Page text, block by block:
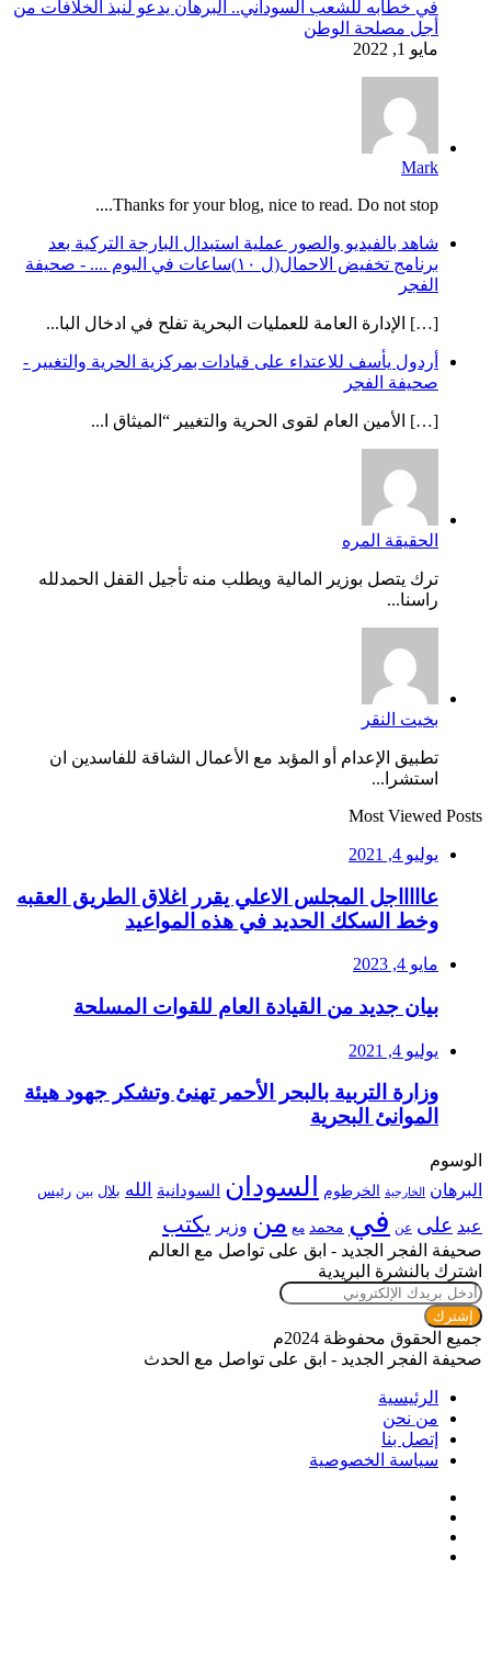
في خطابه للشعب السوداني.. البرهان يدعو لنبذ الخلافات من
أجل مصلحة الوطن
مايو 1, 2022
Mark
Thanks for your blog, nice to read. Do not stop....
شاهد بالفيديو والصور عملية استبدال البارجة التركية بعد
برنامج تخفيض الاحمال(ل ١٠)ساعات في اليوم .... - صحيفة
الفجر
[…] الإدارة العامة للعمليات البحرية تفلح في ادخال البا...
أردول يأسف للاعتداء على قيادات بمركزية الحرية والتغيير -
صحيفة الفجر
[…] الأمين العام لقوى الحرية والتغيير “الميثاق ا...
الحقيقة المره
ترك يتصل بوزير المالية ويطلب منه تأجيل القفل الحمدلله
راسنا...
بخيت النقر
تطبيق الإعدام أو المؤبد مع الأعمال الشاقة للفاسدين ان
استشرا...
Most Viewed Posts
يوليو 4, 2021
عاااااجل المجلس الاعلي يقرر اغلاق الطريق العقبه
وخط السكك الحديد في هذه المواعيد
مايو 4, 2023
بيان جديد من القيادة العام للقوات المسلحة
يوليو 4, 2021
وزارة التربية بالبحر الأحمر تهنئ وتشكر جهود هيئة
الموانئ البحرية
الوسوم
البرهان
الخارجية الخرطوم السودان السودانية الله بلال بين رئيس
عبد على عن في محمد مع من وزير يكتب
صحيفة الفجر الجديد - ابق على تواصل مع العالم
اشترك بالنشرة البريدية
أدخل
بريدك
الإلكتروني
جميع الحقوق محفوظة 2024م
صحيفة الفجر الجديد - ابق على تواصل مع الحدث
الرئيسية
من نحن
إتصل بنا
سياسة الخصوصية